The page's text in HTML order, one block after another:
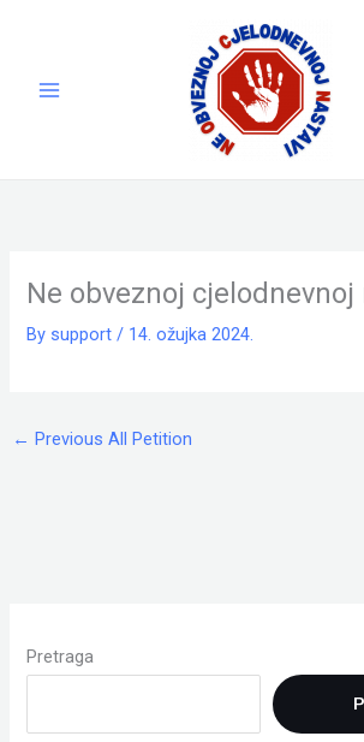
Ne obveznoj cjelodnevnoj
By support/ 14. ožujka 2024.
← Previous All Petition
Pretraga